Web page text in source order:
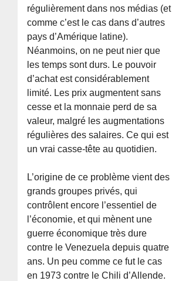
régulièrement dans nos médias (et
comme c’est le cas dans d’autres
pays d’Amérique latine).
Néanmoins, on ne peut nier que
les temps sont durs. Le pouvoir
d’achat est considérablement
limité. Les prix augmentent sans
cesse et la monnaie perd de sa
valeur, malgré les augmentations
régulières des salaires. Ce qui est
un vrai casse-tête au quotidien.
L’origine de ce problème vient des
grands groupes privés, qui
contrôlent encore l’essentiel de
l’économie, et qui mènent une
guerre économique très dure
contre le Venezuela depuis quatre
ans. Un peu comme ce fut le cas
en 1973 contre le Chili d’Allende.